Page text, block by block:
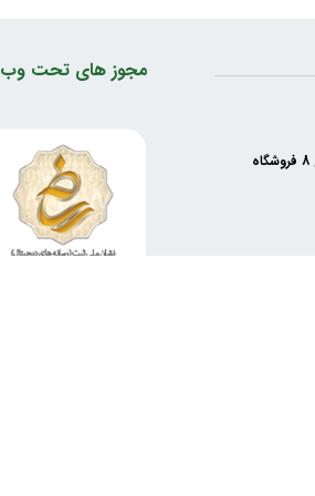
مجوز های تحت وب
آدرس: مشهد، بلوار شهید مفتح، شهید مفتح 8 فروشگاه